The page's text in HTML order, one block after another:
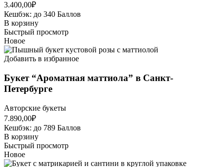
3.400,00₽
Кешбэк: до 340 Баллов
В корзину
Быстрый просмотр
Новое
Добавить в избранное
Букет “Ароматная маттиола” в Санкт-
Петербурге
Авторские букеты
7.890,00₽
Кешбэк: до 789 Баллов
В корзину
Быстрый просмотр
Новое